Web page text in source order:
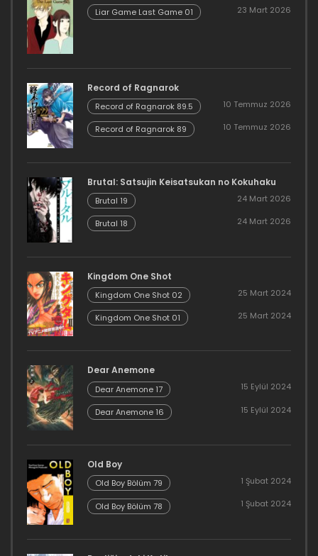
Liar Game Last Game 01 23 Mart 2026
Record of Ragnarok
Record of Ragnarok 89.5 10 Temmuz 2026
Record of Ragnarok 89 10 Temmuz 2026
Brutal: Satsujin Keisatsukan no Kokuhaku
Brutal 19 24 Mart 2026
Brutal 18 24 Mart 2026
Kingdom One Shot
Kingdom One Shot 02 25 Mart 2024
Kingdom One Shot 01 25 Mart 2024
Dear Anemone
Dear Anemone 17 15 Eylül 2024
Dear Anemone 16 15 Eylül 2024
Old Boy
Old Boy Bölüm 79 1 Şubat 2024
Old Boy Bölüm 78 1 Şubat 2024